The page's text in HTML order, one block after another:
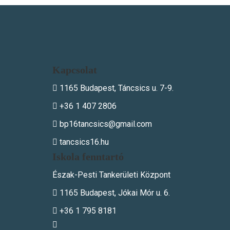
Kapcsolat
1165 Budapest, Táncsics u. 7-9.
+36 1 407 2806
bp16tancsics@gmail.com
tancsics16.hu
Iskola fenntartó
Észak-Pesti Tankerületi Központ
1165 Budapest, Jókai Mór u. 6.
+36 1 795 8181